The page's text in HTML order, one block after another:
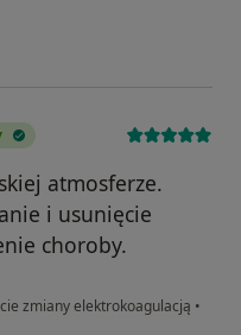
atmosferze.
i usunięcie
choroby.
zmiany elektrokoagulacją •